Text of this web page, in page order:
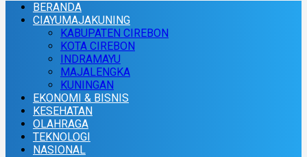
BERANDA
CIAYUMAJAKUNING
KABUPATEN CIREBON
KOTA CIREBON
INDRAMAYU
MAJALENGKA
KUNINGAN
EKONOMI & BISNIS
KESEHATAN
OLAHRAGA
TEKNOLOGI
NASIONAL